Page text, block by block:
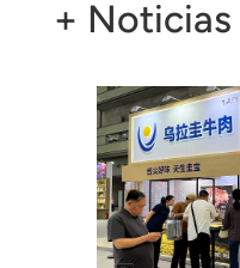
+ Noticias